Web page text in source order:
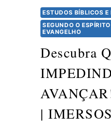
ESTUDOS BÍBLICOS
SEGUNDO O
EVANGELHO
Descubra
|